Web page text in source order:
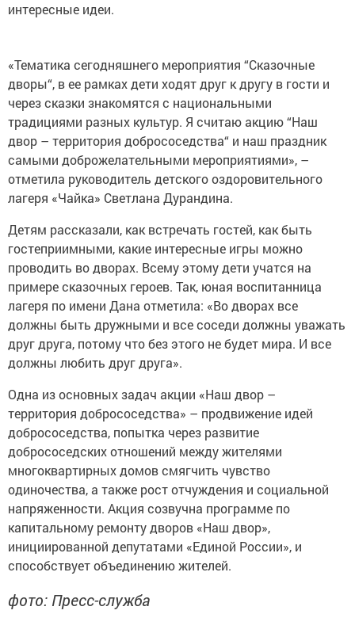
интересные идеи.
«Тематика сегодняшнего мероприятия “Сказочные
дворы“, в ее рамках дети ходят друг к другу в гости и
через сказки знакомятся с национальными
традициями разных культур. Я считаю акцию “Наш
двор – территория добрососедства“ и наш праздник
самыми доброжелательными мероприятиями», –
отметила руководитель детского оздоровительного
лагеря «Чайка» Светлана Дурандина.
Детям рассказали, как встречать гостей, как быть
гостеприимными, какие интересные игры можно
проводить во дворах. Всему этому дети учатся на
примере сказочных героев. Так, юная воспитанница
лагеря по имени Дана отметила: «Во дворах все
должны быть дружными и все соседи должны уважать
друг друга, потому что без этого не будет мира. И все
должны любить друг друга».
Одна из основных задач акции «Наш двор –
территория добрососедства» – продвижение идей
добрососедства, попытка через развитие
добрососедских отношений между жителями
многоквартирных домов смягчить чувство
одиночества, а также рост отчуждения и социальной
напряженности. Акция созвучна программе по
капитальному ремонту дворов «Наш двор»,
инициированной депутатами «Единой России», и
способствует объединению жителей.
фото: Пресс-служба